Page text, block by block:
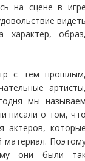
на сцене в
характер,
с тем
мы
писали о том,
актеров,
они были